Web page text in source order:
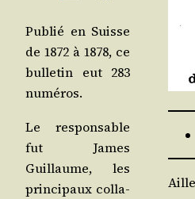
Publié en Suisse
de 1872 à 1878, ce
bul­le­tin eut 283
numéros.
Le res­pon­sable
fut James
Guillaume, les
prin­ci­paux col­la­